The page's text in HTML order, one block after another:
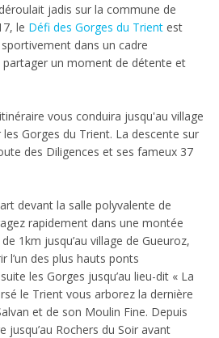
jadis sur la commune de
le Défi des Gorges du Trient est
dans un cadre
un moment de détente et
vous conduira jusqu'au village
Gorges du Trient. La descente sur
des Diligences et ses fameux 37
devant la salle polyvalente de
rapidement dans une montée
1km jusqu’au village de Gueuroz,
l’un des plus hauts ponts
les Gorges jusqu’au lieu-dit « La
le Trient vous arborez la dernière
et de son Moulin Fine. Depuis
jusqu’au Rochers du Soir avant